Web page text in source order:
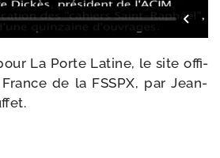
La Porte Latine, le site offi­
de la FSSPX, par Jean-​